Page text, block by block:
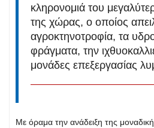
κληρονομιά του
της χώρας, ο οποίος
αγροκτηνοτροφία, τα
φράγματα, την
μονάδες επεξεργασίας
Με όραμα την ανάδειξη της